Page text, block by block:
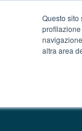
Questo sito
altra area